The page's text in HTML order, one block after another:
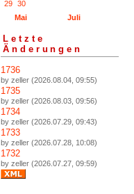
29
30
Mai
Juli
Letzte
Änderungen
1736
by zeller (2026.08.04, 09:55)
1735
by zeller (2026.08.03, 09:56)
1734
by zeller (2026.07.29, 09:43)
1733
by zeller (2026.07.28, 10:08)
1732
by zeller (2026.07.27, 09:59)